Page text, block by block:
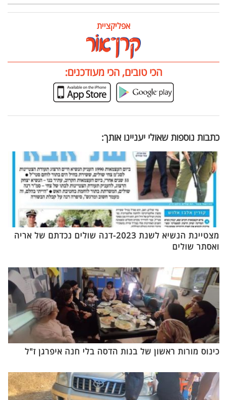
אפליקציית
הכי טובים, הכי מעודכנים:
כתבות נוספות שאולי יעניינו אותך:
מצטיינת הנשיא לשנת 2023-דנה שולים נכדתם של אריה
ואסתר שולים
כינוס מורות ראשון של בנות הדסה בלי חנה איפרגן ז"ל